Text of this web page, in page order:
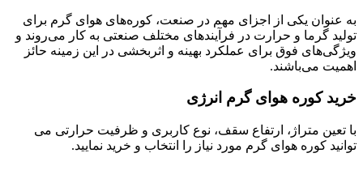
به عنوان یکی از اجزای مهم در صنعت، کوره‌های هوای گرم برای
تولید گرما و حرارت در فرآیندهای مختلف صنعتی به کار می‌روند و
ویژگی‌های فوق برای عملکرد بهینه و اثربخشی در این زمینه حائز
اهمیت می‌باشند.
خرید کوره هوای گرم انرژی
با تعین متراژ، ارتفاع سقف، نوع کاربری و ظرفیت حرارتی می
توانید کوره هوای گرم مورد نیاز را انتخاب و خرید نمایید.